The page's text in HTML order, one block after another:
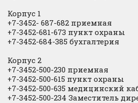
Корпус 1
+7-3452- 687-682 приемная
+7-3452-681-673 пункт охраны
+7-3452-684-385 бухгалтерия
Корпус 2
+7-3452-500-230 приемная
+7-3452-500-615 пункт охраны
+7-3452-500-635 медицинский
+7-3452-500-234 Заместитель